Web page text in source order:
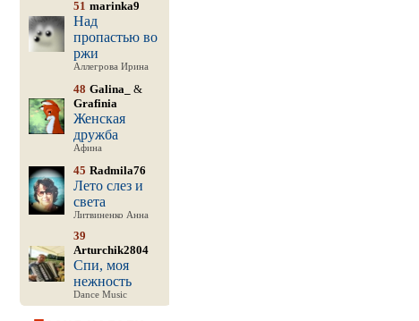
51 marinka9
Над
пропастью во
ржи
Аллегрова Ирина
48 Galina_
&
Grafinia
Женская
дружба
Афина
45 Radmila76
Лето слез и
света
Литвиненко Анна
39
Arturchik2804
Спи, моя
нежность
Dance Music